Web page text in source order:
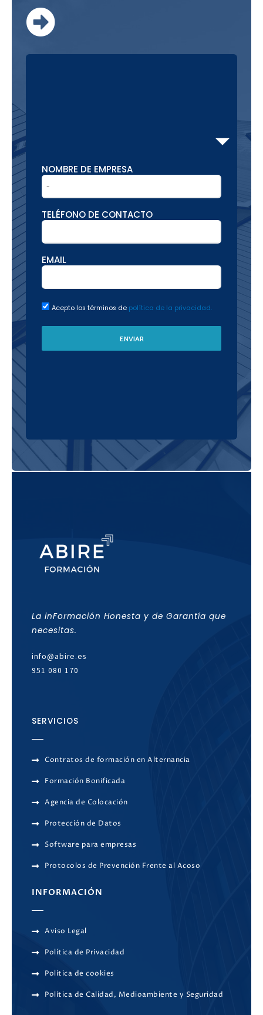
NOMBRE DE EMPRESA
TELÉFONO DE CONTACTO
EMAIL
Acepto los términos de política de la privacidad.
ENVIAR
La inFormación Honesta y de Garantía que
necesitas.
info@abire.es
951 080 170
SERVICIOS
Contratos de formación en Alternancia
Formación Bonificada
Agencia de Colocación
Protección de Datos
Software para empresas
Protocolos de Prevención Frente al Acoso
INFORMACIÓN
Aviso Legal
Política de Privacidad
Política de cookies
Política de Calidad, Medioambiente y Seguridad